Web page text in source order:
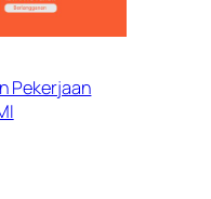
Pekerjaan